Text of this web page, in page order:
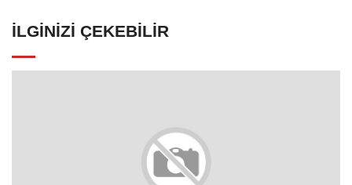
İLGINIZI ÇEKEBILIR